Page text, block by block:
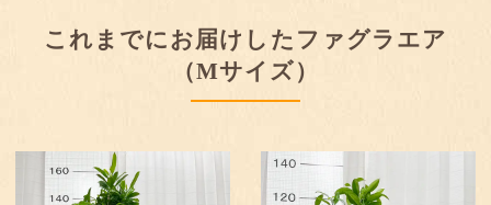
これまでにお届けしたファグラエア
（Mサイズ）